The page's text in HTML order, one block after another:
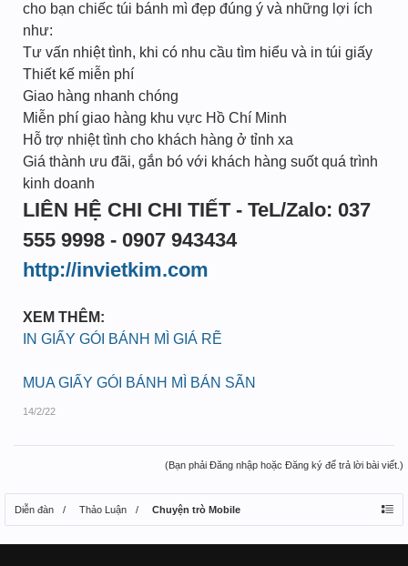
cho bạn chiếc túi bánh mì đẹp đúng ý và những lợi ích
như:
Tư vấn nhiệt tình, khi có nhu cầu tìm hiểu và in túi giấy
Thiết kế miễn phí
Giao hàng nhanh chóng
Miễn phí giao hàng khu vực Hồ Chí Minh
Hỗ trợ nhiệt tình cho khách hàng ở tỉnh xa
Giá thành ưu đãi, gắn bó với khách hàng suốt quá trình
kinh doanh
LIÊN HỆ CHI CHI TIẾT - TeL/Zalo: 037
555 9998 - 0907 943434
http://invietkim.com
XEM THÊM:
IN GIẤY GÓI BÁNH MÌ GIÁ RẼ
MUA GIẤY GÓI BÁNH MÌ BÁN SÃN
14/2/22
(Bạn phải Đăng nhập hoặc Đăng ký để trả lời bài viết.)
Diễn đàn Thảo Luận Chuyện trò Mobile